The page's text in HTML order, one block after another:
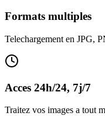
Formats multiples
Telechargement en JPG,
Acces 24h/24, 7j/7
Traitez vos images a tout